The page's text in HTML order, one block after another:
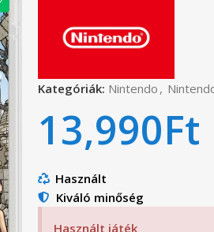
Kategóriák: Nintendo ,
13,990Ft
Használt
Kiváló minőség
Használt játék